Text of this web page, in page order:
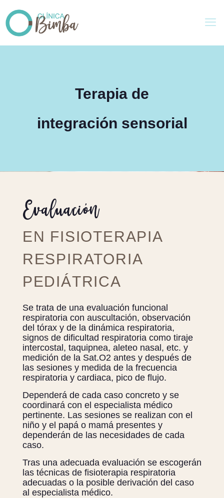
Terapia de
integración sensorial
Evaluación
EN FISIOTERAPIA
RESPIRATORIA
PEDIÁTRICA
Se trata de una evaluación funcional
respiratoria con auscultación, observación
del tórax y de la dinámica respiratoria,
signos de dificultad respiratoria como tiraje
intercostal, taquipnea, aleteo nasal, etc. y
medición de la Sat.O2 antes y después de
las sesiones y medida de la frecuencia
respiratoria y cardiaca, pico de flujo.
Dependerá de cada caso concreto y se
coordinará con el especialista médico
pertinente. Las sesiones se realizan con el
niño y el papá o mamá presentes y
dependerán de las necesidades de cada
caso.
Tras una adecuada evaluación se escogerán
las técnicas de fisioterapia respiratoria
adecuadas o la posible derivación del caso
al especialista médico.